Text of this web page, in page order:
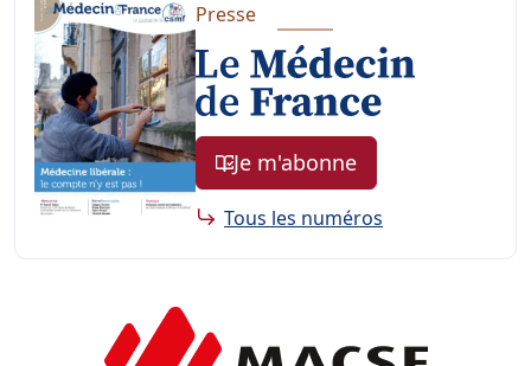
Presse
Je m'abonne
Tous les numéros